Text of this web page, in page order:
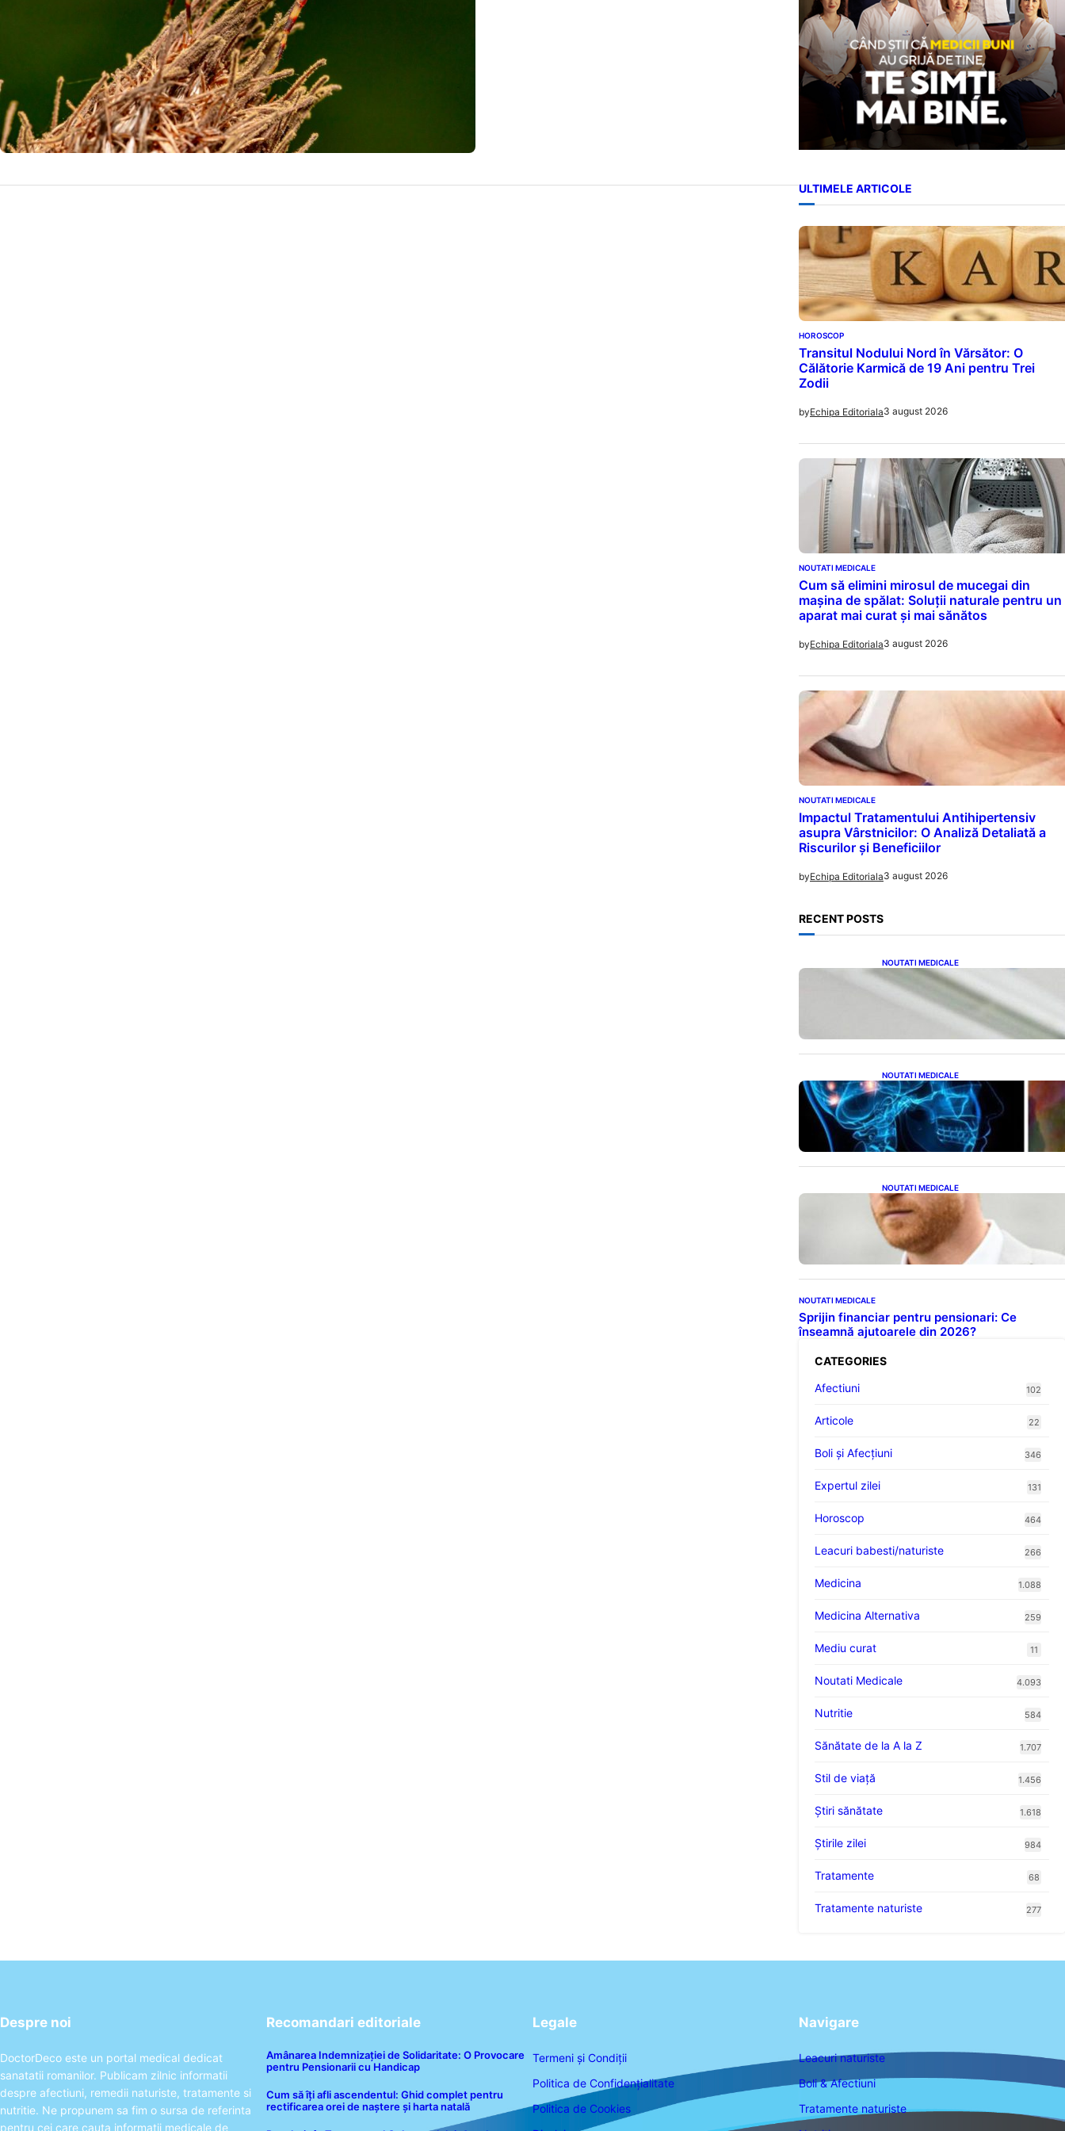
ULTIMELE ARTICOLE
HOROSCOP
Transitul Nodului Nord în Vărsător: O
Călătorie Karmică de 19 Ani pentru Trei
Zodii
byEchipa Editoriala3 august 2026
NOUTATI MEDICALE
Cum să elimini mirosul de mucegai din
mașina de spălat: Soluții naturale pentru un
aparat mai curat și mai sănătos
byEchipa Editoriala3 august 2026
NOUTATI MEDICALE
Impactul Tratamentului Antihipertensiv
asupra Vârstnicilor: O Analiză Detaliată a
Riscurilor și Beneficiilor
byEchipa Editoriala3 august 2026
RECENT POSTS
NOUTATI MEDICALE
Atenție la aerul condiționat:
greșelile comune care pot
afecta sănătatea românilor pe
NOUTATI MEDICALE
Între Viață și Moarte: Ce
Experiențe Își Amintesc
Supraviețuitorii După
Resuscitare
NOUTATI MEDICALE
Deciziile parentale ale lui Harry
și Meghan: O abordare diferită
față de moștenirea regală
NOUTATI MEDICALE
Sprijin financiar pentru pensionari: Ce
înseamnă ajutoarele din 2026?
CATEGORIES
Afectiuni
102
Articole 22
Boli și Afecțiuni 346
Expertul zilei 131
Horoscop 464
Leacuri babesti/naturiste 266
Medicina 1.088
Medicina Alternativa 259
Mediu curat 11
Noutati Medicale 4.093
Nutritie 584
Sănătate de la A la Z 1.707
Stil de viaţă 1.456
Ştiri sănătate 1.618
Știrile zilei 984
Tratamente 68
Tratamente naturiste 277
Despre noi
DoctorDeco este un portal medical dedicat
sanatatii romanilor. Publicam zilnic informatii
despre afectiuni, remedii naturiste, tratamente si
nutritie. Ne propunem sa fim o sursa de referinta
pentru cei care cauta informatii medicale de
Recomandari editoriale
Amânarea Indemnizației de Solidaritate: O Provocare
pentru Pensionarii cu Handicap
Cum să îți afli ascendentul: Ghid complet pentru
rectificarea orei de naștere și harta natală
Legale
Termeni și Condiții
Politica de Confidențialitate
Politica de Cookies
Navigare
Leacuri naturiste
Boli & Afectiuni
Tratamente naturiste